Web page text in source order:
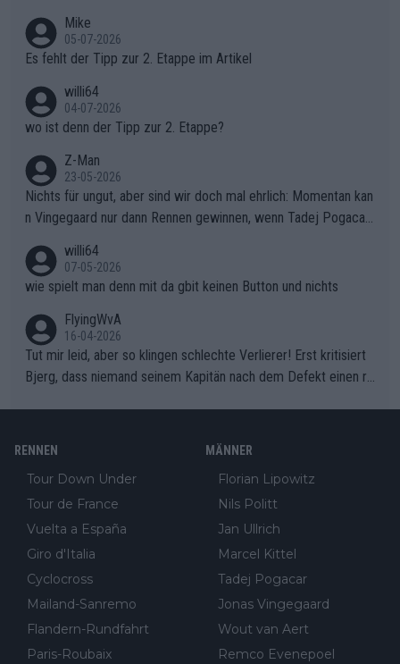
r die gehört nicht in dieses Medium!
Mike
05-07-2026
Es fehlt der Tipp zur 2. Etappe im Artikel
willi64
04-07-2026
wo ist denn der Tipp zur 2. Etappe?
Z-Man
23-05-2026
Nichts für ungut, aber sind wir doch mal ehrlich: Momentan kan
n Vingegaard nur dann Rennen gewinnen, wenn Tadej Pogacar
willi64
07-05-2026
wie spielt man denn mit da gbit keinen Button und nichts
FlyingWvA
16-04-2026
Tut mir leid, aber so klingen schlechte Verlierer! Erst kritisiert
Bjerg, dass niemand seinem Kapitän nach dem Defekt einen ro
ter mit einem platten Reifen ins Velodrome einfuhr. Schlechter
Defekt anschaut - wer andern eine Grube gräbt, fällt selbst hin
ein.
RENNEN
Tour Down Under
Tour de France
Vuelta a España
Giro d'Italia
Cyclocross
Mailand-Sanremo
Flandern-Rundfahrt
Paris-Roubaix
MÄNNER
Florian Lipowitz
Nils Politt
Jan Ullrich
Marcel Kittel
Tadej Pogacar
Jonas Vingegaard
Wout van Aert
Remco Evenepoel